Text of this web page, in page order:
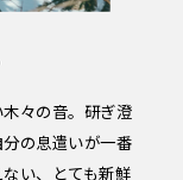
々の音。研ぎ澄
の息遣いが一番
い、とても新鮮